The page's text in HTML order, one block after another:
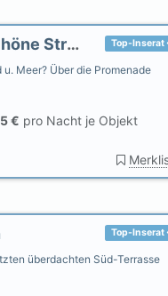
Top-Inserat
Fewo Deichperle Neuharlingersiel schöne Strandlage
Meer? Über die Promenade
€ pro Nacht je Objekt
Top-Inserat
überdachten Süd-Terrasse